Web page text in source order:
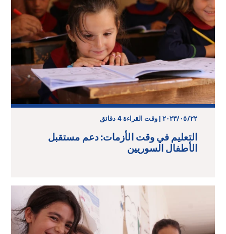
٢٢‏/٠٥‏/٢٠٢٣ | وقت القراءة 4 دقائق
التعليم في وقت الأزمات: دعم مستقبل
الأطفال السوريين